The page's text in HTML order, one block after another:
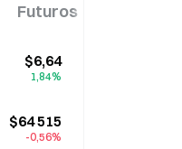
Futuros
$6,64
1,84%
$64 515
-0,56%